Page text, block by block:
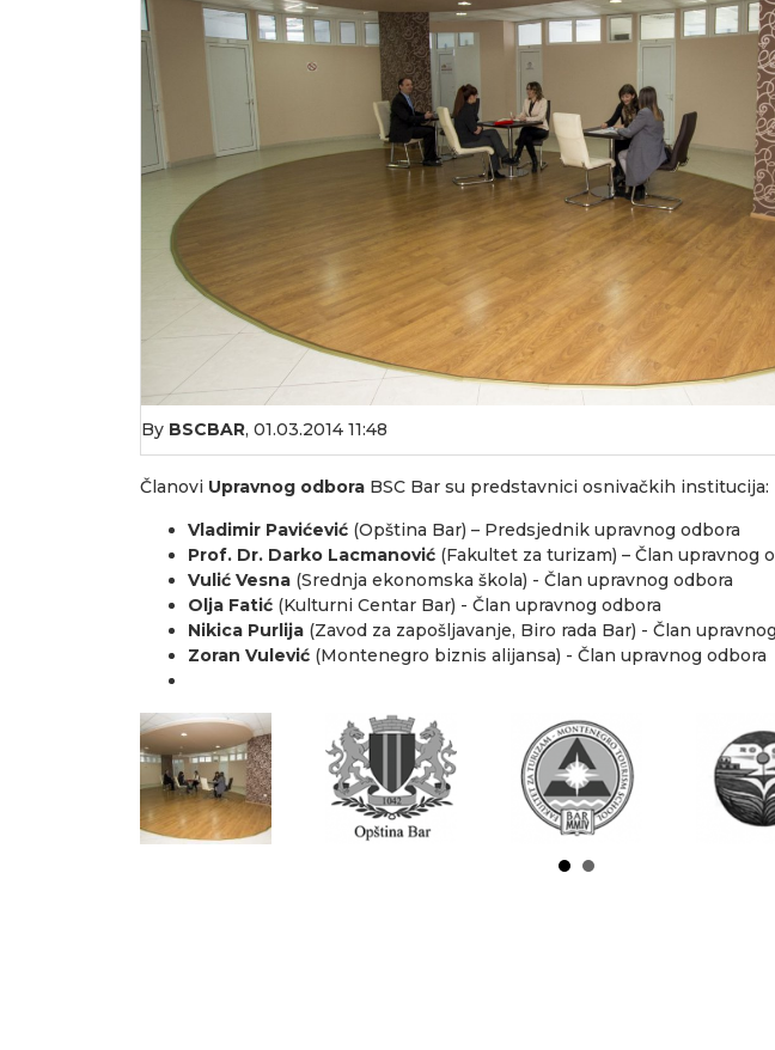
By BSCBAR, 01.03.2014 11:48
Članovi Upravnog odbora BSC Bar su predstavnici osnivačkih institucija:
Vladimir Pavićević (Opština Bar) – Predsjednik upravnog odbora
Prof. Dr. Darko Lacmanović (Fakultet za turizam) – Član upravnog
Vulić Vesna (Srednja ekonomska škola) - Član upravnog odbora
Olja Fatić (Kulturni Centar Bar) - Član upravnog odbora
Nikica Purlija (Zavod za zapošljavanje, Biro rada Bar) - Član
Zoran Vulević (Montenegro biznis alijansa) - Član upravnog odbora